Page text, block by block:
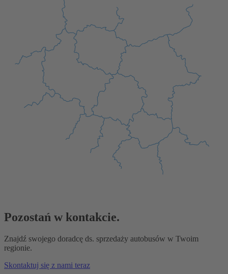
Pozostań w kontakcie.
Znajdź swojego doradcę ds. sprzedaży autobusów w Twoim
regionie.
Skontaktuj się z nami teraz